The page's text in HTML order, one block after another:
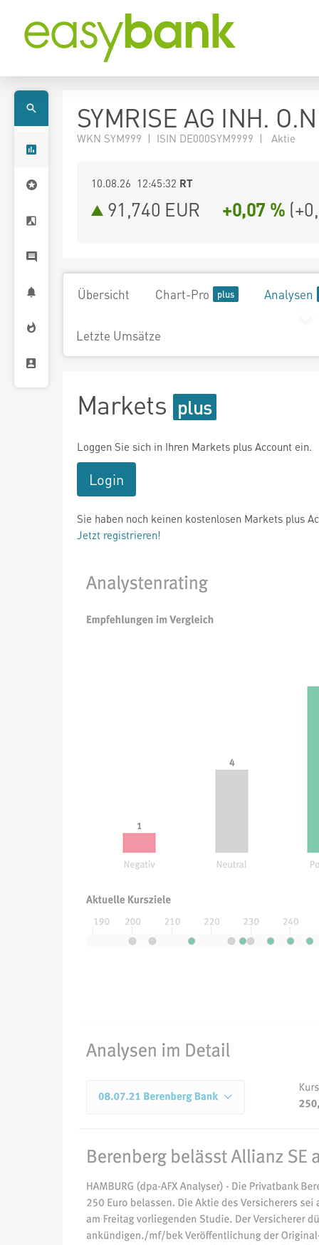
SYMRISE AG INH.
WKN SYM999 | ISIN DE000SYM9999 | Aktie
10.08.26 12:45:32 RT
91,740 EUR +0,07 % (
Übersicht Chart-Pro Analysen
Letzte Umsätze
Markets
Loggen Sie sich in Ihren Markets plus Account ein.
Login
Sie haben noch keinen kostenlosen Markets plus
Jetzt registrieren!